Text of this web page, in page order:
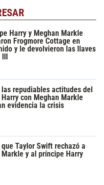
Harry y Meghan Markle
Frogmore Cottage en
y le devolvieron las llaves
III
las repudiables actitudes del
con Meghan Markle
evidencia la crisis
que Taylor Swift rechazó a
Markle y al príncipe Harry